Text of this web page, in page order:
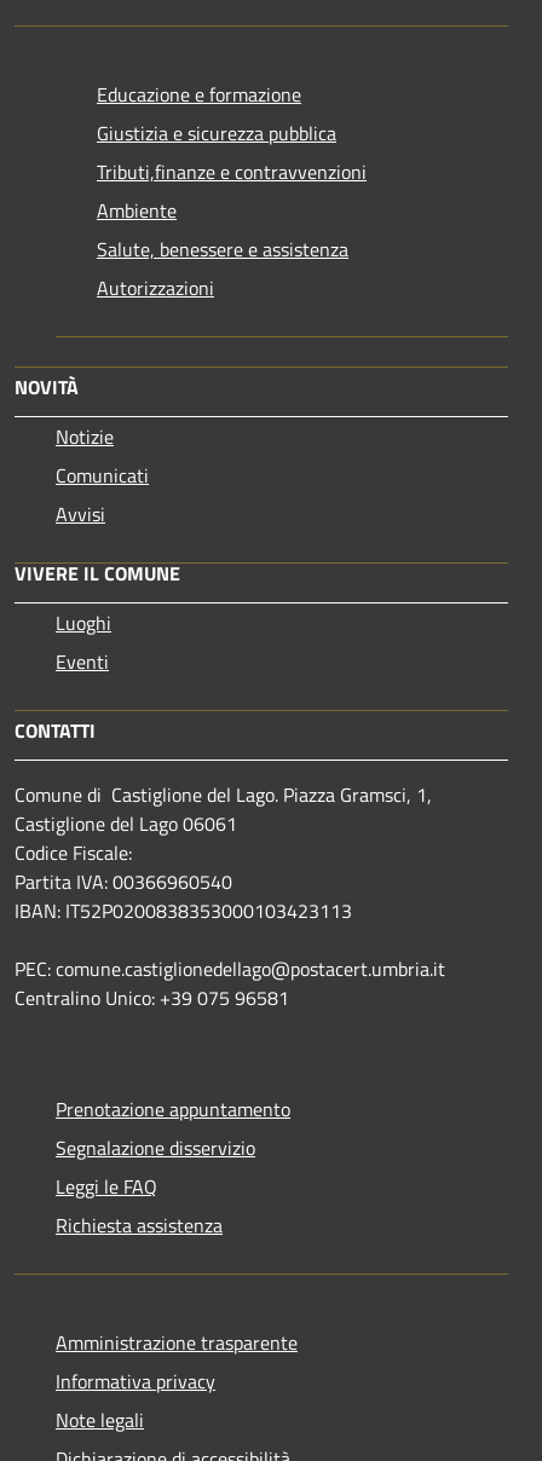
Educazione e formazione
Giustizia e sicurezza pubblica
Tributi,finanze e contravvenzioni
Ambiente
Salute, benessere e assistenza
Autorizzazioni
NOVITÀ
Notizie
Comunicati
Avvisi
VIVERE IL COMUNE
Luoghi
Eventi
CONTATTI
Comune di Castiglione del Lago. Piazza Gramsci, 1,
Castiglione del Lago 06061
Codice Fiscale:
Partita IVA: 00366960540
IBAN: IT52P0200838353000103423113
PEC: comune.castiglionedellago@postacert.umbria.it
Centralino Unico: +39 075 96581
Prenotazione appuntamento
Segnalazione disservizio
Leggi le FAQ
Richiesta assistenza
Amministrazione trasparente
Informativa privacy
Note legali